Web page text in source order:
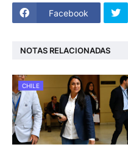
Facebook
NOTAS RELACIONADAS
CHILE